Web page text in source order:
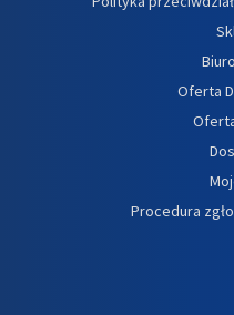
Oferta
Procedura